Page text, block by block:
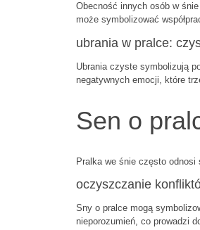
Obecność innych osób w
może symbolizować
ubrania w pralce:
Ubrania czyste symbolizują
negatywnych emocji, które
Sen o
Pralka we śnie często
oczyszczanie
Sny o pralce mogą
nieporozumień, co prowadzi